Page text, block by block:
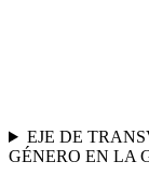
EJE DE
GÉNERO EN LA